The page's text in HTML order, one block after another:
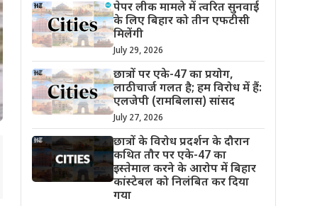
पेपर लीक मामले में त्वरित सुनवाई
के लिए बिहार को तीन एफटीसी
मिलेंगी
July 29, 2026
छात्रों पर एके-47 का प्रयोग,
लाठीचार्ज गलत है; हम विरोध में हैं:
एलजेपी (रामबिलास) सांसद
July 27, 2026
छात्रों के विरोध प्रदर्शन के दौरान
कथित तौर पर एके-47 का
इस्तेमाल करने के आरोप में बिहार
कांस्टेबल को निलंबित कर दिया
गया